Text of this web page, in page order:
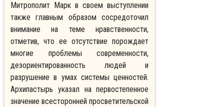
Митрополит Марк в своем выступлении
также главным образом сосредоточил
внимание на теме нравственности,
отметив, что ее отсутствие порождает
многие проблемы современности,
дезориентированность людей и
разрушение в умах системы ценностей.
Архипастырь указал на первостепенное
значение всесторонней просветительской